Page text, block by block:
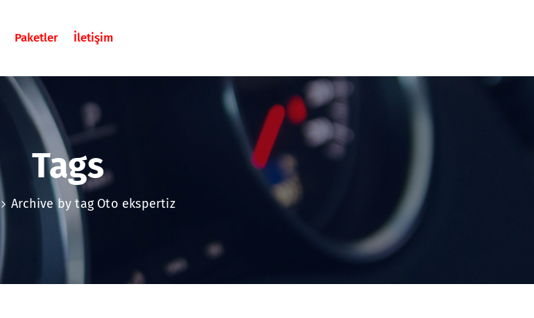
Paketler İletişim
Tags
Archive by tag Oto ekspertiz